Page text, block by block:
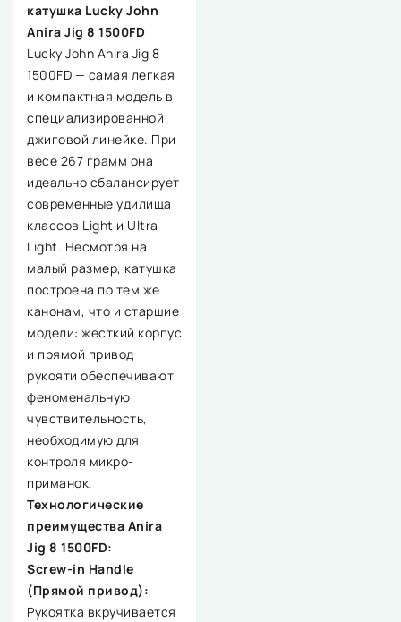
катушка Lucky John
Anira Jig 8 1500FD
Lucky John Anira Jig 8
1500FD — самая легкая
и компактная модель в
специализированной
джиговой линейке. При
весе 267 грамм она
идеально сбалансирует
современные удилища
классов Light и Ultra-
Light. Несмотря на
малый размер, катушка
построена по тем же
канонам, что и старшие
модели: жесткий корпус
и прямой привод
рукояти обеспечивают
феноменальную
чувствительность,
необходимую для
контроля микро-
приманок.
Технологические
преимущества Anira
Jig 8 1500FD:
Screw-in Handle
(Прямой привод):
Рукоятка вкручивается